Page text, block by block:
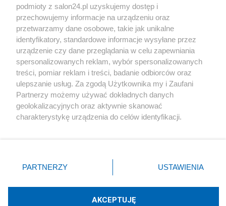
Społeczeństwo
Kultura
X Facebook Instagram Youtube
podmioty z salon24.pl uzyskujemy dostęp i
przechowujemy informacje na urządzeniu oraz
przetwarzamy dane osobowe, takie jak unikalne
identyfikatory, standardowe informacje wysyłane przez
urządzenie czy dane przeglądania w celu zapewniania
spersonalizowanych reklam, wybór spersonalizowanych
treści, pomiar reklam i treści, badanie odbiorców oraz
ulepszanie usług. Za zgodą Użytkownika my i Zaufani
Partnerzy możemy używać dokładnych danych
geolokalizacyjnych oraz aktywnie skanować
charakterystykę urządzenia do celów identyfikacji.
zmienić/wycofać klikając przycisk ustawień prywatności
znajdujący się w lewym dolnym rogu strony
rodzaje przetwarzania danych nie wymagają zgody
użytkownika, ale masz prawo sprzeciwić się takiemu
PARTNERZY USTAWIENIA
AKCEPTUJĘ